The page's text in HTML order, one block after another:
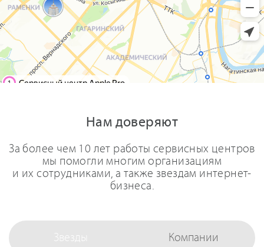
Нам доверяют
За более чем 10 лет работы сервисных центров
мы помогли многим организациям
и их сотрудниками, а также звездам интернет-
бизнеса.
Звезды Компании